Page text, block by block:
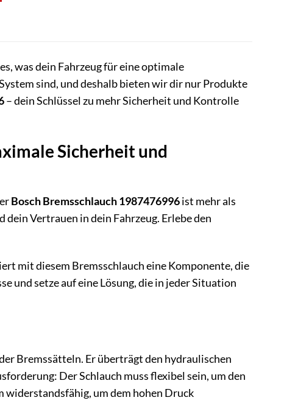
was dein Fahrzeug für eine optimale
sind, und deshalb bieten wir dir nur Produkte
– dein Schlüssel zu mehr Sicherheit und Kontrolle
Sicherheit und
Bosch Bremsschlauch 1987476996ist mehr als
Vertrauen in dein Fahrzeug. Erlebe den
mit diesem Bremsschlauch eine Komponente, die
und setze auf eine Lösung, die in jeder Situation
Bremssätteln. Er überträgt den hydraulischen
Der Schlauch muss flexibel sein, um den
widerstandsfähig, um dem hohen Druck